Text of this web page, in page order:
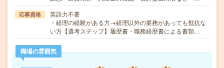
応募資格
英語力不要
・経理の経験がある方→経理以外の業務があっても抵抗な
い方【選考ステップ】履歴書・職務経歴書による書類…
職場の雰囲気